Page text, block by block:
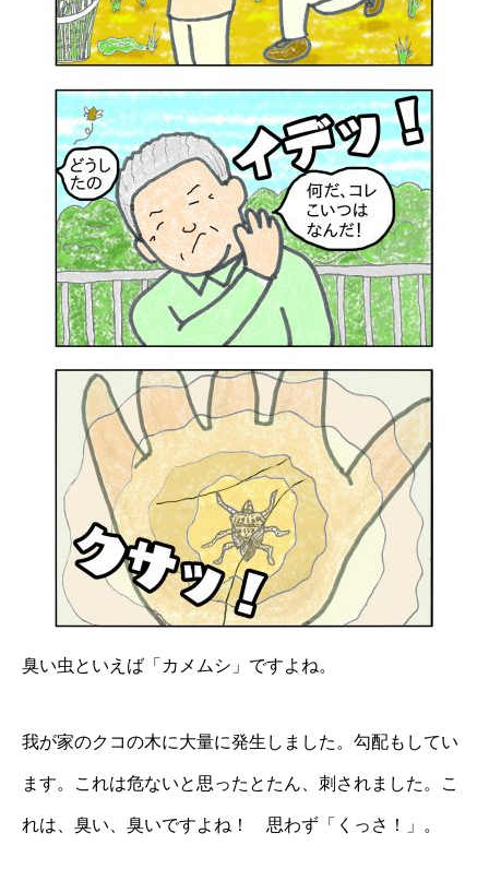
臭い虫といえば「カメムシ」ですよね。
我が家のクコの木に大量に発生しました。勾配もしてい
ます。これは危ないと思ったとたん、刺されました。こ
れは、臭い、臭いですよね！ 思わず「くっさ！」。